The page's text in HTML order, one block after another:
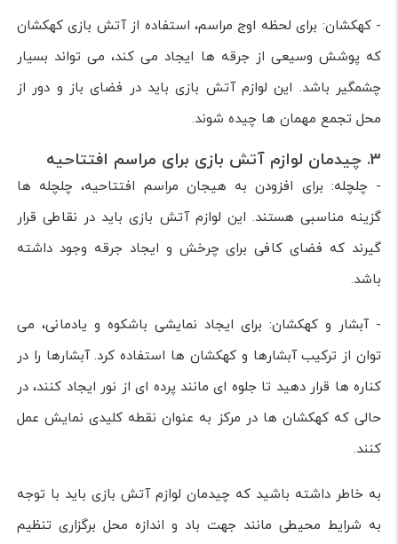
- کهکشان: برای لحظه اوج مراسم، استفاده از آتش بازی کهکشان
که پوشش وسیعی از جرقه ها ایجاد می کند، می تواند بسیار
چشمگیر باشد. این لوازم آتش بازی باید در فضای باز و دور از
محل تجمع مهمان ها چیده شوند.
3. چیدمان لوازم آتش بازی برای مراسم افتتاحیه
- چلچله: برای افزودن به هیجان مراسم افتتاحیه، چلچله ها
گزینه مناسبی هستند. این لوازم آتش بازی باید در نقاطی قرار
گیرند که فضای کافی برای چرخش و ایجاد جرقه وجود داشته
باشد.
- آبشار و کهکشان: برای ایجاد نمایشی باشکوه و یادمانی، می
توان از ترکیب آبشارها و کهکشان ها استفاده کرد. آبشارها را در
کناره ها قرار دهید تا جلوه ای مانند پرده ای از نور ایجاد کنند، در
حالی که کهکشان ها در مرکز به عنوان نقطه کلیدی نمایش عمل
کنند.
به خاطر داشته باشید که چیدمان لوازم آتش بازی باید با توجه
به شرایط محیطی مانند جهت باد و اندازه محل برگزاری تنظیم